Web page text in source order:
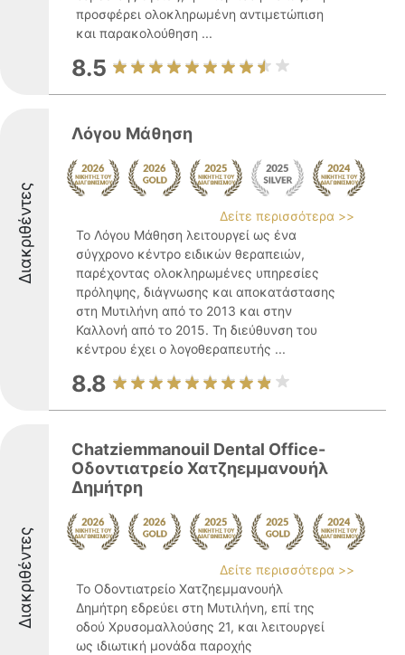
προσφέρει ολοκληρωμένη αντιμετώπιση
και παρακολούθηση ...
8.5
Διακριθέντες
Λόγου Μάθηση
Δείτε περισσότερα >>
Το Λόγου Μάθηση λειτουργεί ως ένα
σύγχρονο κέντρο ειδικών θεραπειών,
παρέχοντας ολοκληρωμένες υπηρεσίες
πρόληψης, διάγνωσης και αποκατάστασης
στη Μυτιλήνη από το 2013 και στην
Καλλονή από το 2015. Τη διεύθυνση του
κέντρου έχει ο λογοθεραπευτής ...
8.8
Διακριθέντες
Chatziemmanouil Dental Office-
Οδοντιατρείο Χατζηεμμανουήλ
Δημήτρη
Δείτε περισσότερα >>
Το Οδοντιατρείο Χατζηεμμανουήλ
Δημήτρη εδρεύει στη Μυτιλήνη, επί της
οδού Χρυσομαλλούσης 21, και λειτουργεί
ως ιδιωτική μονάδα παροχής